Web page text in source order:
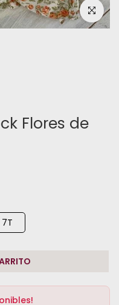
Haz clic
Flores de
7T